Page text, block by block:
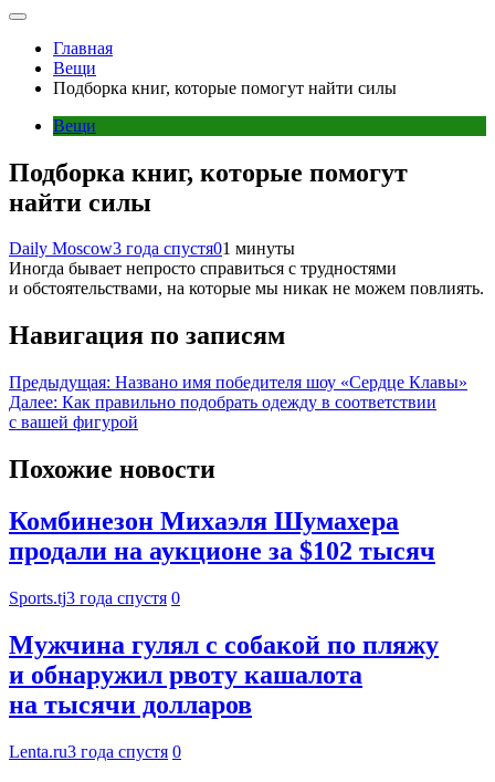
Главная
Вещи
Подборка книг, которые помогут найти силы
Вещи
Подборка книг, которые помогут
найти силы
Daily Moscow3 года спустя01 минуты
Иногда бывает непросто справиться с трудностями
и обстоятельствами, на которые мы никак не можем повлиять.
Навигация по записям
Предыдущая: Названо имя победителя шоу «Сердце Клавы»
Далее: Как правильно подобрать одежду в соответствии
с вашей фигурой
Похожие новости
Комбинезон Михаэля Шумахера
продали на аукционе за $102 тысяч
Sports.tj3 года спустя 0
Мужчина гулял с собакой по пляжу
и обнаружил рвоту кашалота
на тысячи долларов
Lenta.ru3 года спустя 0